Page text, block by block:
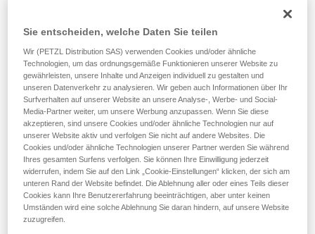
Gewicht
Wählen Sie das Gewicht Ihres/Ihrer Mitarbeitenden
und des Materials, was er/sie bei sich trägt
Beispiel: Der/Die Mitarbeitende wiegt 78 kg und trägt
ungefähr 10 kg Material. Als Maximalgewicht müssen Sie
Kg Pfund
Sie entscheiden, welche Daten Sie teilen
Wir (PETZL Distribution SAS) verwenden Cookies und/oder ähnliche
Technologien, um das ordnungsgemäße Funktionieren unserer Website zu
gewährleisten, unsere Inhalte und Anzeigen individuell zu gestalten und
unseren Datenverkehr zu analysieren. Wir geben auch Informationen über Ihr
Surfverhalten auf unserer Website an unsere Analyse-, Werbe- und Social-
Media-Partner weiter, um unsere Werbung anzupassen. Wenn Sie diese
akzeptieren, sind unsere Cookies und/oder ähnliche Technologien nur auf
unserer Website aktiv und verfolgen Sie nicht auf andere Websites. Die
Cookies und/oder ähnliche Technologien unserer Partner werden Sie während
Ihres gesamten Surfens verfolgen. Sie können Ihre Einwilligung jederzeit
widerrufen, indem Sie auf den Link „Cookie-Einstellungen“ klicken, der sich am
unteren Rand der Website befindet. Die Ablehnung aller oder eines Teils dieser
Cookies kann Ihre Benutzererfahrung beeinträchtigen, aber unter keinen
Umständen wird eine solche Ablehnung Sie daran hindern, auf unsere Website
zuzugreifen.